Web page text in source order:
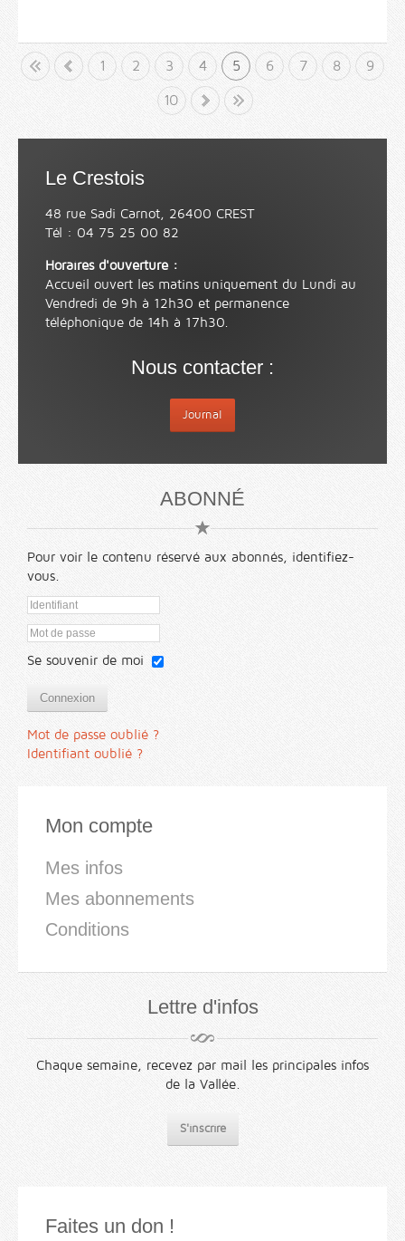
« 1 2 3 4 5 6 7 8 9
10
» Fin
Le Crestois
48 rue Sadi Carnot, 26400 CREST
Tél : 04 75 25 00 82
Horaires d'ouverture :
Accueil ouvert les matins uniquement du Lundi au
Vendredi de 9h à 12h30 et permanence
téléphonique de 14h à 17h30.
Nous contacter :
Journal
ABONNÉ
Pour voir le contenu réservé aux abonnés, identifiez-
vous.
Se souvenir de moi
Connexion
Mot de passe oublié ?
Identifiant oublié ?
Mon compte
Mes infos
Mes abonnements
Conditions
Lettre d'infos
Chaque semaine, recevez par mail les principales infos
de la Vallée.
S'inscrire
Faites un don !